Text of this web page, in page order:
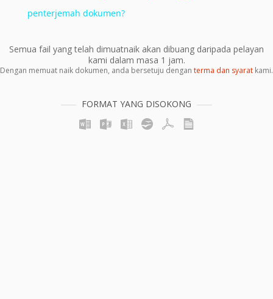
penterjemah dokumen?
Semua fail yang telah dimuatnaik akan dibuang daripada pelayan
kami dalam masa 1 jam.
Dengan memuat naik dokumen, anda bersetuju dengan terma dan syarat kami.
FORMAT YANG DISOKONG